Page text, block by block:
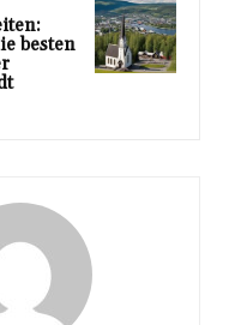
besten